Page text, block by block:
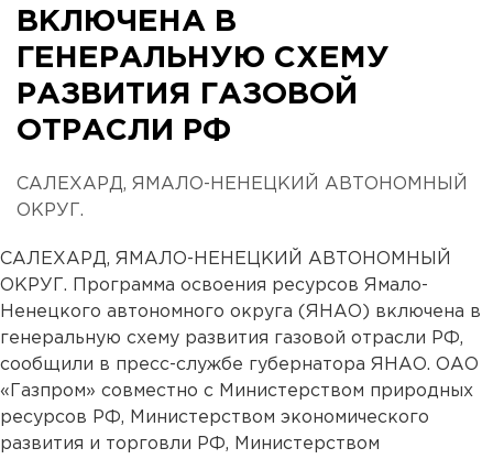
ВКЛЮЧЕНА В
ГЕНЕРАЛЬНУЮ СХЕМУ
РАЗВИТИЯ ГАЗОВОЙ
ОТРАСЛИ РФ
САЛЕХАРД, ЯМАЛО-НЕНЕЦКИЙ АВТОНОМНЫЙ
ОКРУГ.
САЛЕХАРД, ЯМАЛО-НЕНЕЦКИЙ АВТОНОМНЫЙ
ОКРУГ. Программа освоения ресурсов Ямало-
Ненецкого автономного округа (ЯНАО) включена в
генеральную схему развития газовой отрасли РФ,
сообщили в пресс-службе губернатора ЯНАО. ОАО
«Газпром» совместно с Министерством природных
ресурсов РФ, Министерством экономического
развития и торговли РФ, Министерством